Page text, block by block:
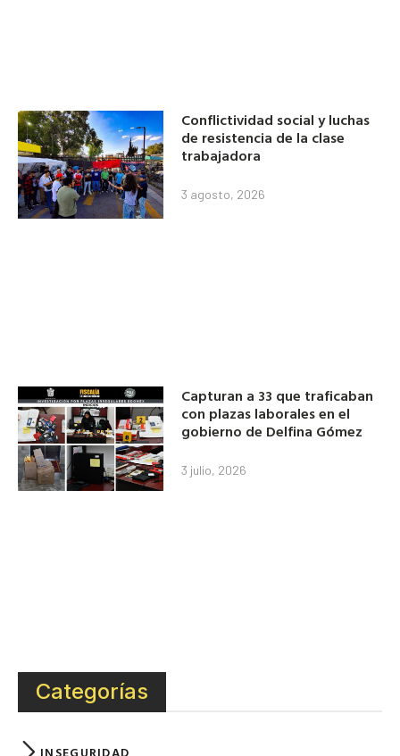
Conflictividad social y luchas
de resistencia de la clase
trabajadora
3 agosto, 2026
Capturan a 33 que traficaban
con plazas laborales en el
gobierno de Delfina Gómez
3 julio, 2026
Categorías
INSEGURIDAD